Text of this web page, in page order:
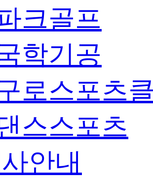
크골프
학기공
로스포츠
스스포츠
안내